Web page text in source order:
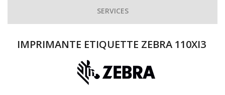
SERVICES
IMPRIMANTE ETIQUETTE ZEBRA 110XI3